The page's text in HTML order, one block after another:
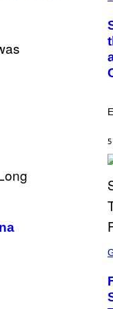
M
O
:
C
S
A
I
G
/
E
T
Y
I
M
A
G
S
C
E
N
S